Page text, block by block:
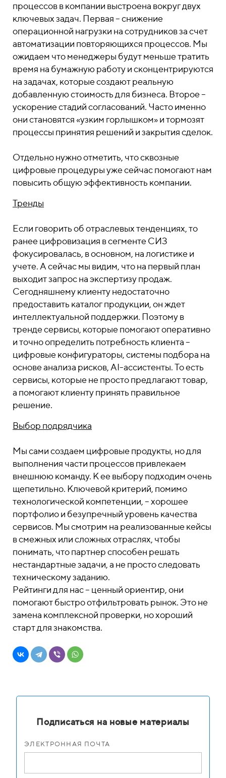
процессов в компании выстроена вокруг двух
ключевых задач. Первая – снижение
операционной нагрузки на сотрудников за счет
автоматизации повторяющихся процессов. Мы
ожидаем что менеджеры будут меньше тратить
время на бумажную работу и сконцентрируются
на задачах, которые создают реальную
добавленную стоимость для бизнеса. Второе –
ускорение стадий согласований. Часто именно
они становятся «узким горлышком» и тормозят
процессы принятия решений и закрытия сделок.
Отдельно нужно отметить, что сквозные
цифровые процедуры уже сейчас помогают нам
повысить общую эффективность компании.
Тренды
Если говорить об отраслевых тенденциях, то
ранее цифровизация в сегменте СИЗ
фокусировалась, в основном, на логистике и
учете. А сейчас мы видим, что на первый план
выходит запрос на экспертизу продаж.
Сегодняшнему клиенту недостаточно
предоставить каталог продукции, он ждет
интеллектуальной поддержки. Поэтому в
тренде сервисы, которые помогают оперативно
и точно определить потребность клиента –
цифровые конфигураторы, системы подбора на
основе анализа рисков, AI-ассистенты. То есть
сервисы, которые не просто предлагают товар,
а помогают клиенту принять правильное
решение.
Выбор подрядчика
Мы сами создаем цифровые продукты, но для
выполнения части процессов привлекаем
внешнюю команду. К ее выбору подходим очень
щепетильно. Ключевой критерий, помимо
технологической компетенции, – хорошее
портфолио и безупречный уровень качества
сервисов. Мы смотрим на реализованные кейсы
в смежных или сложных отраслях, чтобы
понимать, что партнер способен решать
нестандартные задачи, а не просто следовать
техническому заданию.
Рейтинги для нас – ценный ориентир, они
помогают быстро отфильтровать рынок. Это не
замена комплексной проверки, но хороший
старт для знакомства.
Подписаться на новые материалы
ЭЛЕКТРОННАЯ ПОЧТА